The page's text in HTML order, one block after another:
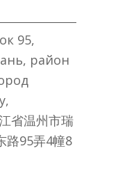
95,
район
省温州市瑞
路95弄4幢8